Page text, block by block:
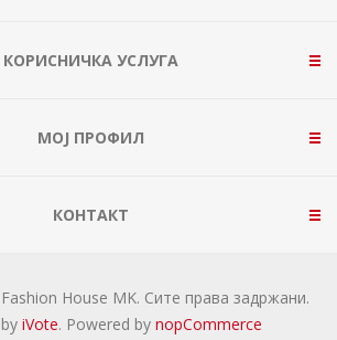
КОРИСНИЧКА УСЛУГА
МОЈ ПРОФИЛ
КОНТАКТ
House MK. Сите права задржани.
iVote. Powered by nopCommerce